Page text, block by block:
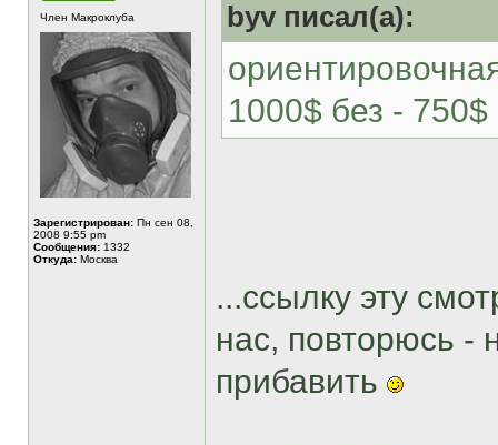
Член Макроклуба
Зарегистрирован: Пн сен 08,
2008 9:55 pm
Сообщения: 1332
Откуда: Москва
byv писал(а):
1000$ без - 750$
...ссылку эту
нас, повторюсь -
прибавить